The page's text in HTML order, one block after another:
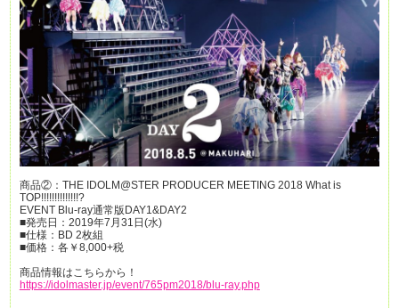
商品②：THE IDOLM@STER PRODUCER MEETING 2018 What is
TOP!!!!!!!!!!!!!!?
EVENT Blu-ray通常版DAY1&DAY2
■発売日：2019年7月31日(水)
■仕様：BD 2枚組
■価格：各￥8,000+税
商品情報はこちらから！
https://idolmaster.jp/event/765pm2018/blu-ray.php